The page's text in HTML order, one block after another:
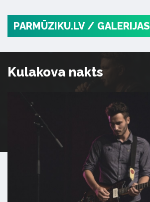
PARMŪZIKU.LV / GALERIJAS
Kulakova nakts